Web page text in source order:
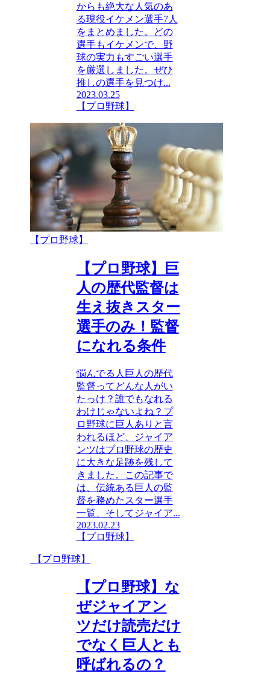
からも絶大な人気のあ
る現役イケメン選手7人
をまとめました。どの
選手もイケメンで、野
球の実力もすごい選手
を厳選しました。ぜひ
推しの選手を見つけ...
2023.03.25
【プロ野球】
【プロ野球】
【プロ野球】巨
人の歴代監督は
生え抜きスター
選手のみ！監督
になれる条件
悩んでる人巨人の歴代
監督ってどんな人がい
たっけ？誰でもなれる
わけじゃないよね？プ
ロ野球に巨人ありと言
われるほど、ジャイア
ンツはプロ野球の歴史
に大きな足跡を残して
きました。この記事で
は、伝統ある巨人の監
督を務めたスター選手
一覧、そしてジャイア...
2023.02.23
【プロ野球】
【プロ野球】
【プロ野球】な
ぜジャイアン
ツだけ読売だけ
でなく巨人とも
呼ばれるの？